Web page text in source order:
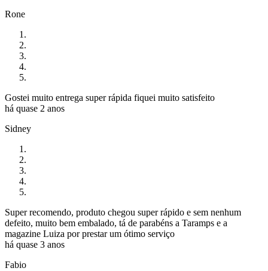
Rone
Gostei muito entrega super rápida fiquei muito satisfeito
há quase 2 anos
Sidney
Super recomendo, produto chegou super rápido e sem nenhum
defeito, muito bem embalado, tá de parabéns a Taramps e a
magazine Luiza por prestar um ótimo serviço
há quase 3 anos
Fabio